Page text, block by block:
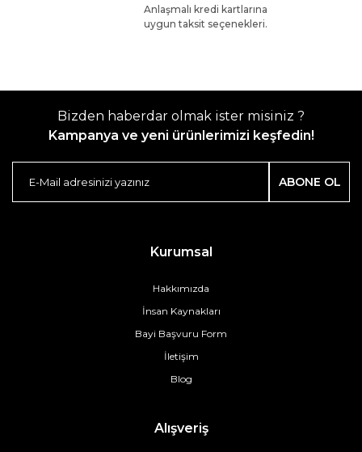
Anlaşmalı kredi kartlarına
uygun taksit seçenekleri.
Bizden haberdar olmak ister misiniz ?
Kampanya ve yeni ürünlerimizi keşfedin!
ABONE OL
Kurumsal
Hakkımızda
İnsan Kaynakları
Bayi Başvuru Form
İletişim
Blog
Alışveriş